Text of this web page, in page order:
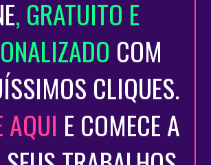
, GRATUITO E
COM
CLIQUES.
AQUI E COMECE A